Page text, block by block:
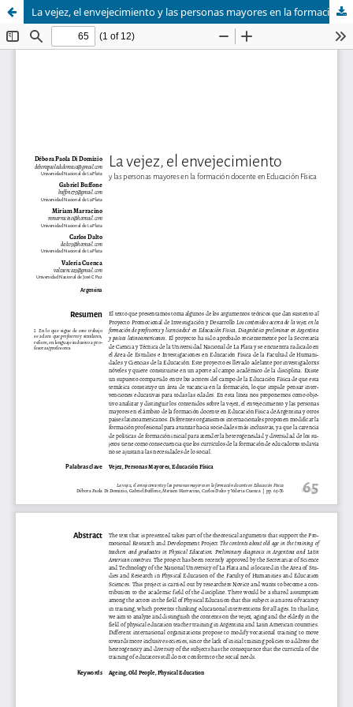
La vejez, el envejecimiento y las personas mayores en la formación docente en Educación Física